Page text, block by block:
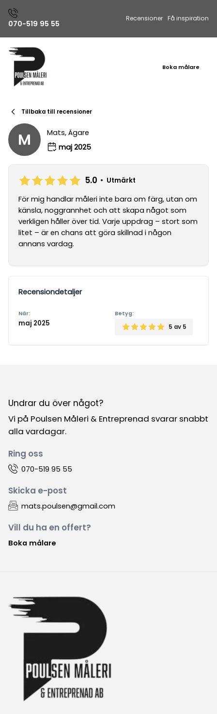
070-519 95 55 Recensioner Få inspiration
Boka målare
Tillbaka till recensioner
M
Mats, Ägare
maj 2025
5.0 • Utmärkt
För mig handlar måleri inte bara om färg, utan om
känsla, noggrannhet och att skapa något som
verkligen håller över tid. Varje uppdrag – stort som
litet – är en chans att göra skillnad i någon
annans vardag.
Recensiondetaljer
När:
maj 2025
Betyg:
5 av 5
Undrar du över något?
Vi på Poulsen Måleri & Entreprenad svarar snabbt
alla vardagar.
Ring oss
070-519 95 55
Skicka e-post
mats.poulsen@gmail.com
Vill du ha en offert?
Boka målare